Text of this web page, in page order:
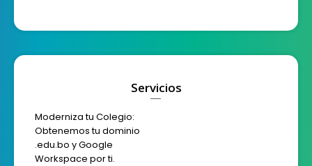
Servicios
Moderniza tu Colegio:
Obtenemos tu dominio
.edu.bo y Google
Workspace por ti.